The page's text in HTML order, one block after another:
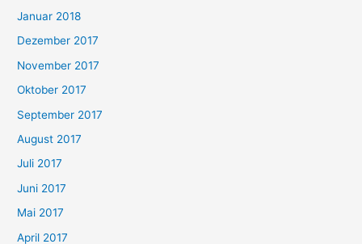
Januar 2018
Dezember 2017
November 2017
Oktober 2017
September 2017
August 2017
Juli 2017
Juni 2017
Mai 2017
April 2017